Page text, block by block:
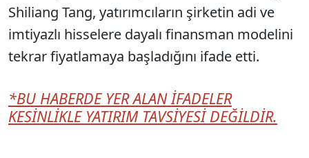
Shiliang Tang, yatırımcıların şirketin adi ve
imtiyazlı hisselere dayalı finansman modelini
tekrar fiyatlamaya başladığını ifade etti.
*BU HABERDE YER ALAN İFADELER
KESİNLİKLE YATIRIM TAVSİYESİ DEĞİLDİR.